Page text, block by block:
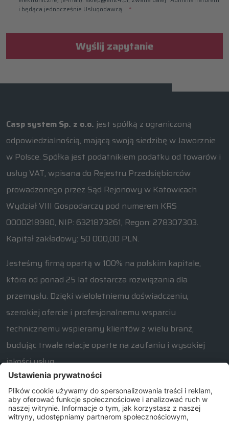
i będąca jednocześnie Usługodawcą.
Wyślij zapytanie
Casp system Sp. z o.o. jest spółką z ograniczoną
odpowiedzialnością, mającą swoją siedzibę w Jaworznie
w Polsce. Spółka jest podatnikiem podatku od towarów i
usług VAT, wpisana do Rejestru Przedsiębiorców
prowadzonego przez Sąd Rejonowy w Katowicach
Wydział VIII Gospodarczy pod numerem KRS
0000218980, NIP: 6321873261, Regon: 278307303.
Kapitał zakładowy: 50 000,00 PLN.
Jesteśmy firmą opartą w 100% na polskim kapitale,
która od ponad 25 lat dostarcza rozwiązania dla
przemysłu. Dzięki wieloletniemu doświadczeniu,
szerokiej ofercie i profesjonalnemu wsparciu
technicznemu wspieramy klientów z wielu branż,
budując trwałe relacje oparte na zaufaniu i wysokiej
jakości usług.
W razie jakichkolwiek pytań związanych z naszą ofertą
prosimy o kontakt od poniedziałku do piątku w
godzinach 7:30 – 15:30.